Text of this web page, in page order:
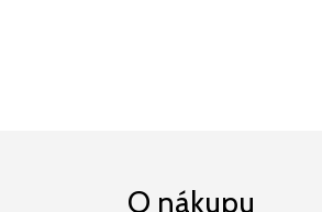
O nákupu